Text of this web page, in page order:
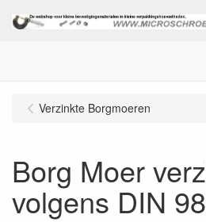
Verzinkte Borgmoeren
Borg Moer
volgens DIN